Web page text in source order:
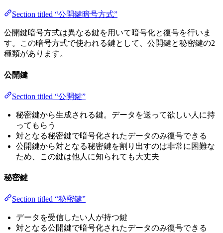
Section titled “公開鍵暗号方式”
公開鍵暗号方式は異なる鍵を用いて暗号化と復号を行いま
す。この暗号方式で使われる鍵として、公開鍵と秘密鍵の2
種類があります。
公開鍵
Section titled “公開鍵”
秘密鍵から生成される鍵。データを送って欲しい人に持
ってもらう
対となる秘密鍵で暗号化されたデータのみ復号できる
公開鍵から対となる秘密鍵を割り出すのは非常に困難な
ため、この鍵は他人に知られても大丈夫
秘密鍵
Section titled “秘密鍵”
データを受信したい人が持つ鍵
対となる公開鍵で暗号化されたデータのみ復号できる